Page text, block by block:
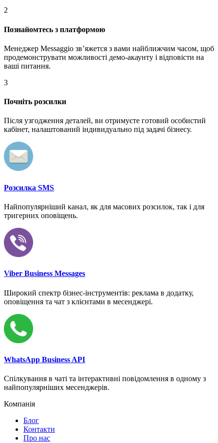
2
Познайомтесь з платформою
Менеджер Messaggio звʼяжется з вами найближчим часом, щоб
продемонструвати можливості демо-акаунту і відповісти на
ваші питання.
3
Почніть розсилки
Після узгодження деталей, ви отримуєте готовий особистий
кабінет, налаштований індивидуально під задачі бізнесу.
Розсилка SMS
Найпопулярніший канал, як для масових розсилок, так і для
тригерних оповіщень.
Viber Business Messages
Широкий спектр бізнес-інструментів: реклама в додатку,
оповіщення та чат з клієнтами в месенджері.
WhatsApp Business API
Спілкування в чаті та інтерактивні повідомлення в одному з
найпопулярніших месенджерів.
Компанія
Блог
Контакти
Про нас